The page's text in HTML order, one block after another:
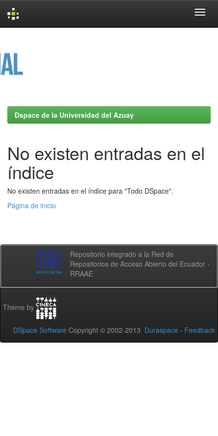
Dspace de la Universidad del Azuay
No existen entradas en el
índice
No existen entradas en el índice para "Todo DSpace".
Página de inicio
Repositorio integrado a la Red de
Repositorios de Acceso Abierto del Ecuador -
RRAAE
Theme by
DSpace Software Copyright © 2002-2013 Duraspace - Feedback